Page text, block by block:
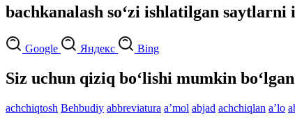
bachkanalash so‘zi ishlatilgan
Google Яндекс Bing
Siz uchun qiziq bo‘lishi mumkin
achchiqtosh Behbudiy abbreviatura aʼmol abjad achchiqlan aʼlo